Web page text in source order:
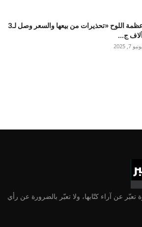
عظمة اللوح «تحذيرات من بيعها والسعر وصل لـ3
ج...
يونيو 7, 2025
تعبّر عن آراء كتّابها، ولا تعبّر بالضرورة عن رأي